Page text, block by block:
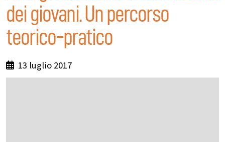
dei giovani. Un percorso
teorico-pratico
13 luglio 2017